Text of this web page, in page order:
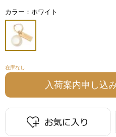
カラー：ホワイト
在庫なし